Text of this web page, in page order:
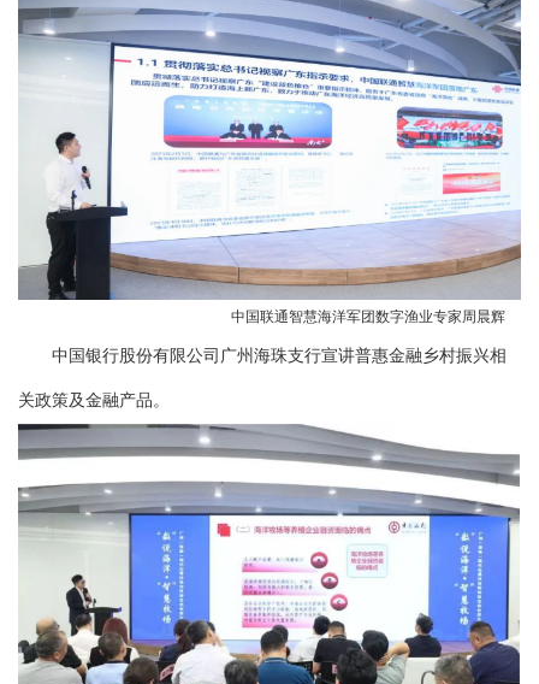
中国联通智慧海洋军团数字渔业专家周晨辉
中国银行股份有限公司广州海珠支行宣讲普惠金融乡村振兴相
关政策及金融产品。